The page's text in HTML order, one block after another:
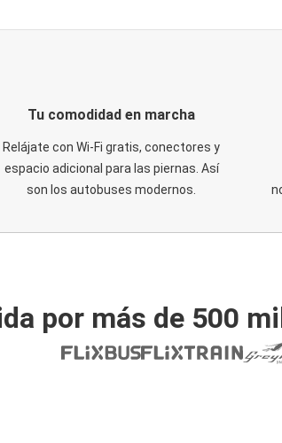
Tu comodidad en marcha
Relájate con Wi-Fi gratis, conectores y
espacio adicional para las piernas. Así
son los autobuses modernos.
por más de 500